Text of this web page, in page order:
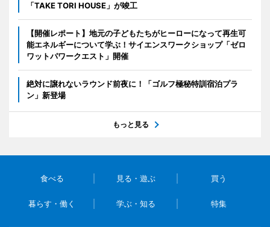
「TAKE TORI HOUSE」が竣工
【開催レポート】地元の子どもたちがヒーローになって再生可
能エネルギーについて学ぶ！サイエンスワークショップ「ゼロ
ワットパワークエスト」開催
絶対に譲れないラウンド前夜に！「ゴルフ極秘特訓宿泊プラ
ン」新登場
もっと見る
食べる 見る・遊ぶ 買う
暮らす・働く 学ぶ・知る 特集